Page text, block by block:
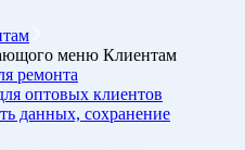
Клиентам
ремонта
оптовых клиентов
данных, сохранение